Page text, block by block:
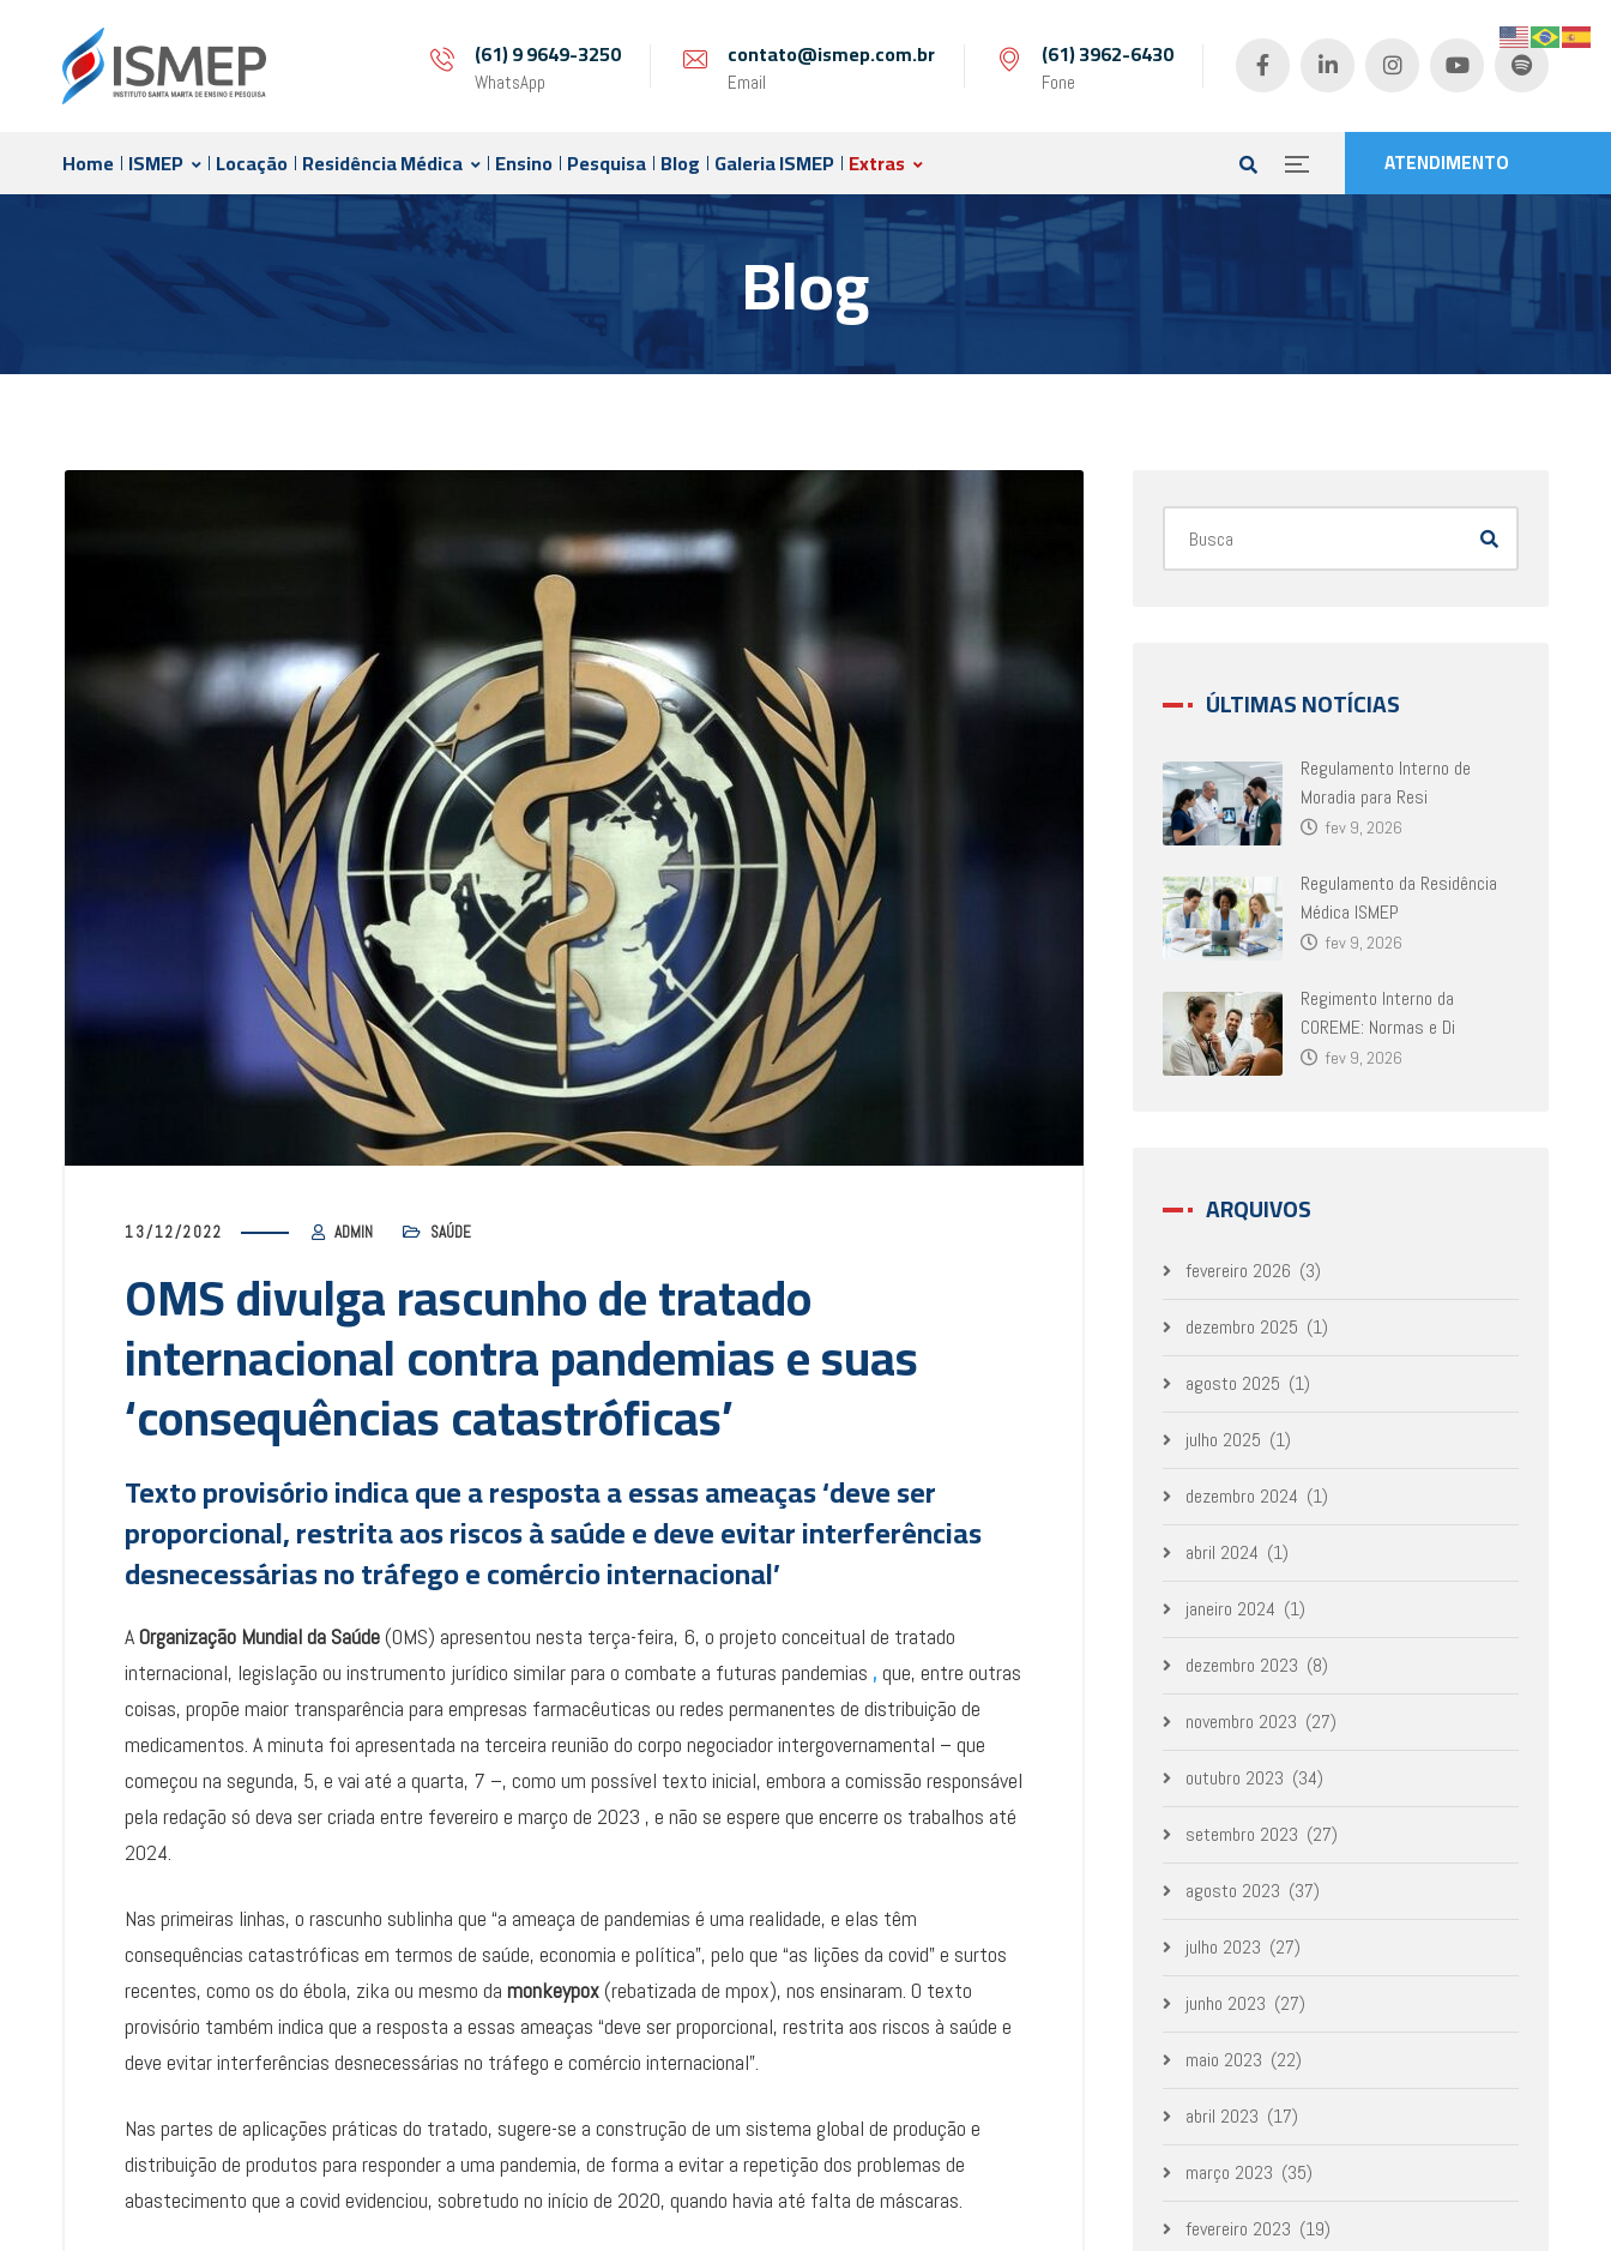
(61) 9 9649-3250
WhatsApp
contato@ismep.com.br
Email
(61) 3962-6430
Fone
ATENDIMENTO
Home ISMEP Locação Residência Médica Ensino Pesquisa Blog Galeria ISMEP Extras
Blog
13/12/2022 ADMIN SAÚDE
OMS divulga rascunho de tratado
internacional contra pandemias e suas
‘consequências catastróficas’
Texto provisório indica que a resposta a essas ameaças ‘deve ser
proporcional, restrita aos riscos à saúde e deve evitar interferências
desnecessárias no tráfego e comércio internacional’
AOrganização Mundial da Saúde (OMS) apresentou nesta terça-feira, 6, o projeto conceitual de tratado
internacional, legislação ou instrumento jurídico similar para o combate a futuras pandemias , que, entre outras
coisas, propõe maior transparência para empresas farmacêuticas ou redes permanentes de distribuição de
medicamentos. A minuta foi apresentada na terceira reunião do corpo negociador intergovernamental – que
começou na segunda, 5, e vai até a quarta, 7 –, como um possível texto inicial, embora a comissão responsável
pela redação só deva ser criada entre fevereiro e março de 2023 , e não se espere que encerre os trabalhos até
2024.
Nas primeiras linhas, o rascunho sublinha que “a ameaça de pandemias é uma realidade, e elas têm
consequências catastróficas em termos de saúde, economia e política”, pelo que “as lições da covid” e surtos
recentes, como os do ébola, zika ou mesmo da monkeypox (rebatizada de mpox), nos ensinaram. O texto
provisório também indica que a resposta a essas ameaças “deve ser proporcional, restrita aos riscos à saúde e
deve evitar interferências desnecessárias no tráfego e comércio internacional”.
Nas partes de aplicações práticas do tratado, sugere-se a construção de um sistema global de produção e
distribuição de produtos para responder a uma pandemia, de forma a evitar a repetição dos problemas de
abastecimento que a covid evidenciou, sobretudo no início de 2020, quando havia até falta de máscaras.
ÚLTIMAS NOTÍCIAS
Regulamento Interno de
Moradia para Resi
fev 9, 2026
Regulamento da Residência
Médica ISMEP
fev 9, 2026
Regimento Interno da
COREME: Normas e Di
fev 9, 2026
ARQUIVOS
fevereiro 2026 (3)
dezembro 2025 (1)
agosto 2025 (1)
julho 2025 (1)
dezembro 2024 (1)
abril 2024 (1)
janeiro 2024 (1)
dezembro 2023 (8)
novembro 2023 (27)
outubro 2023 (34)
setembro 2023 (27)
agosto 2023 (37)
julho 2023 (27)
junho 2023 (27)
maio 2023 (22)
abril 2023 (17)
março 2023 (35)
fevereiro 2023 (19)